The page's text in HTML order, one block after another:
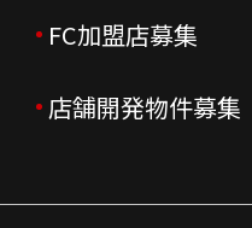
会社沿革
企業理念
月次売上
決算資料
新卒採用
中途採用
店舗を探す・予約する
よくあるご質問
FC加盟店募集
FC加盟店募集TOP
店舗開発物件募集